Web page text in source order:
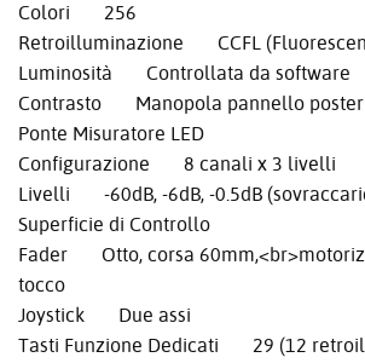
Colori 256
Retroilluminazione CCFL
Luminosità Controllata da software
Contrasto Manopola pannello
Ponte Misuratore LED
Configurazione 8 canali x 3 livelli
Livelli -60dB, -6dB, -0.5dB
Superficie di Controllo
Fader Otto, corsa
tocco
Joystick Due assi
Tasti Funzione Dedicati 29 (12